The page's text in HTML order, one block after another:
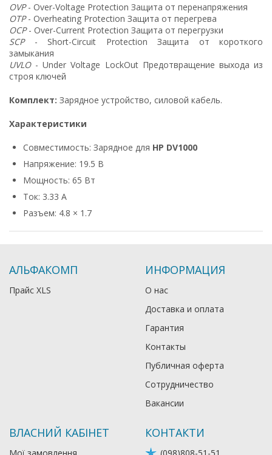
OVP- Over-Voltage Protection Защита от перенапряжения
OTP- Overheating Protection Защита от перегрева
OCP- Over-Current Protection Защита от перегрузки
SCP- Short-Circuit Protection Защита от короткого
замыкания
UVLO- Under Voltage LockOut Предотвращение выхода из
строя ключей
Комплект: Зарядное устройство, силовой кабель.
Характеристики
Совместимость: Зарядное для HP DV1000
Напряжение: 19.5 В
Мощность: 65 Вт
Ток: 3.33 А
Разъем: 4.8 × 1.7
АЛЬФАКОМП
Прайс XLS
ИНФОРМАЦИЯ
О нас
Доставка и оплата
Гарантия
Контакты
Публичная оферта
Сотрудничество
Вакансии
ВЛАСНИЙ КАБІНЕТ КОНТАКТИ